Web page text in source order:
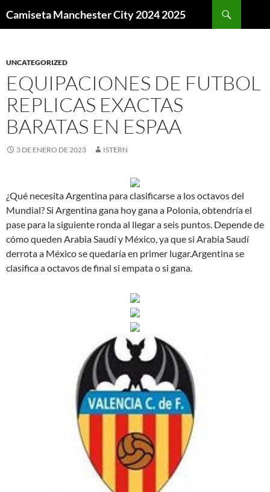
Camiseta Manchester City 2024 2025
UNCATEGORIZED
EQUIPACIONES DE FUTBOL
REPLICAS EXACTAS
BARATAS EN ESPAA
3 DE ENERO DE 2023 ISTERN
¿Qué necesita Argentina para clasificarse a los octavos del
Mundial? Si Argentina gana hoy gana a Polonia, obtendría el
pase para la siguiente ronda al llegar a seis puntos. Depende de
cómo queden Arabia Saudí y México, ya que si Arabia Saudí
derrota a México se quedaría en primer lugar.Argentina se
clasifica a octavos de final si empata o si gana.